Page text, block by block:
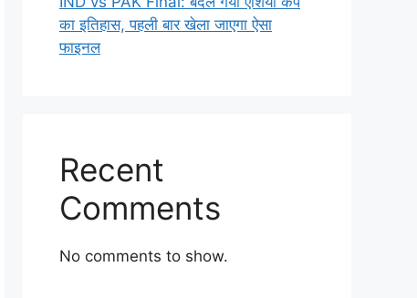
का इतिहास, पहली बार खेला जाएगा ऐसा
फाइनल
Recent
Comments
No comments to show.